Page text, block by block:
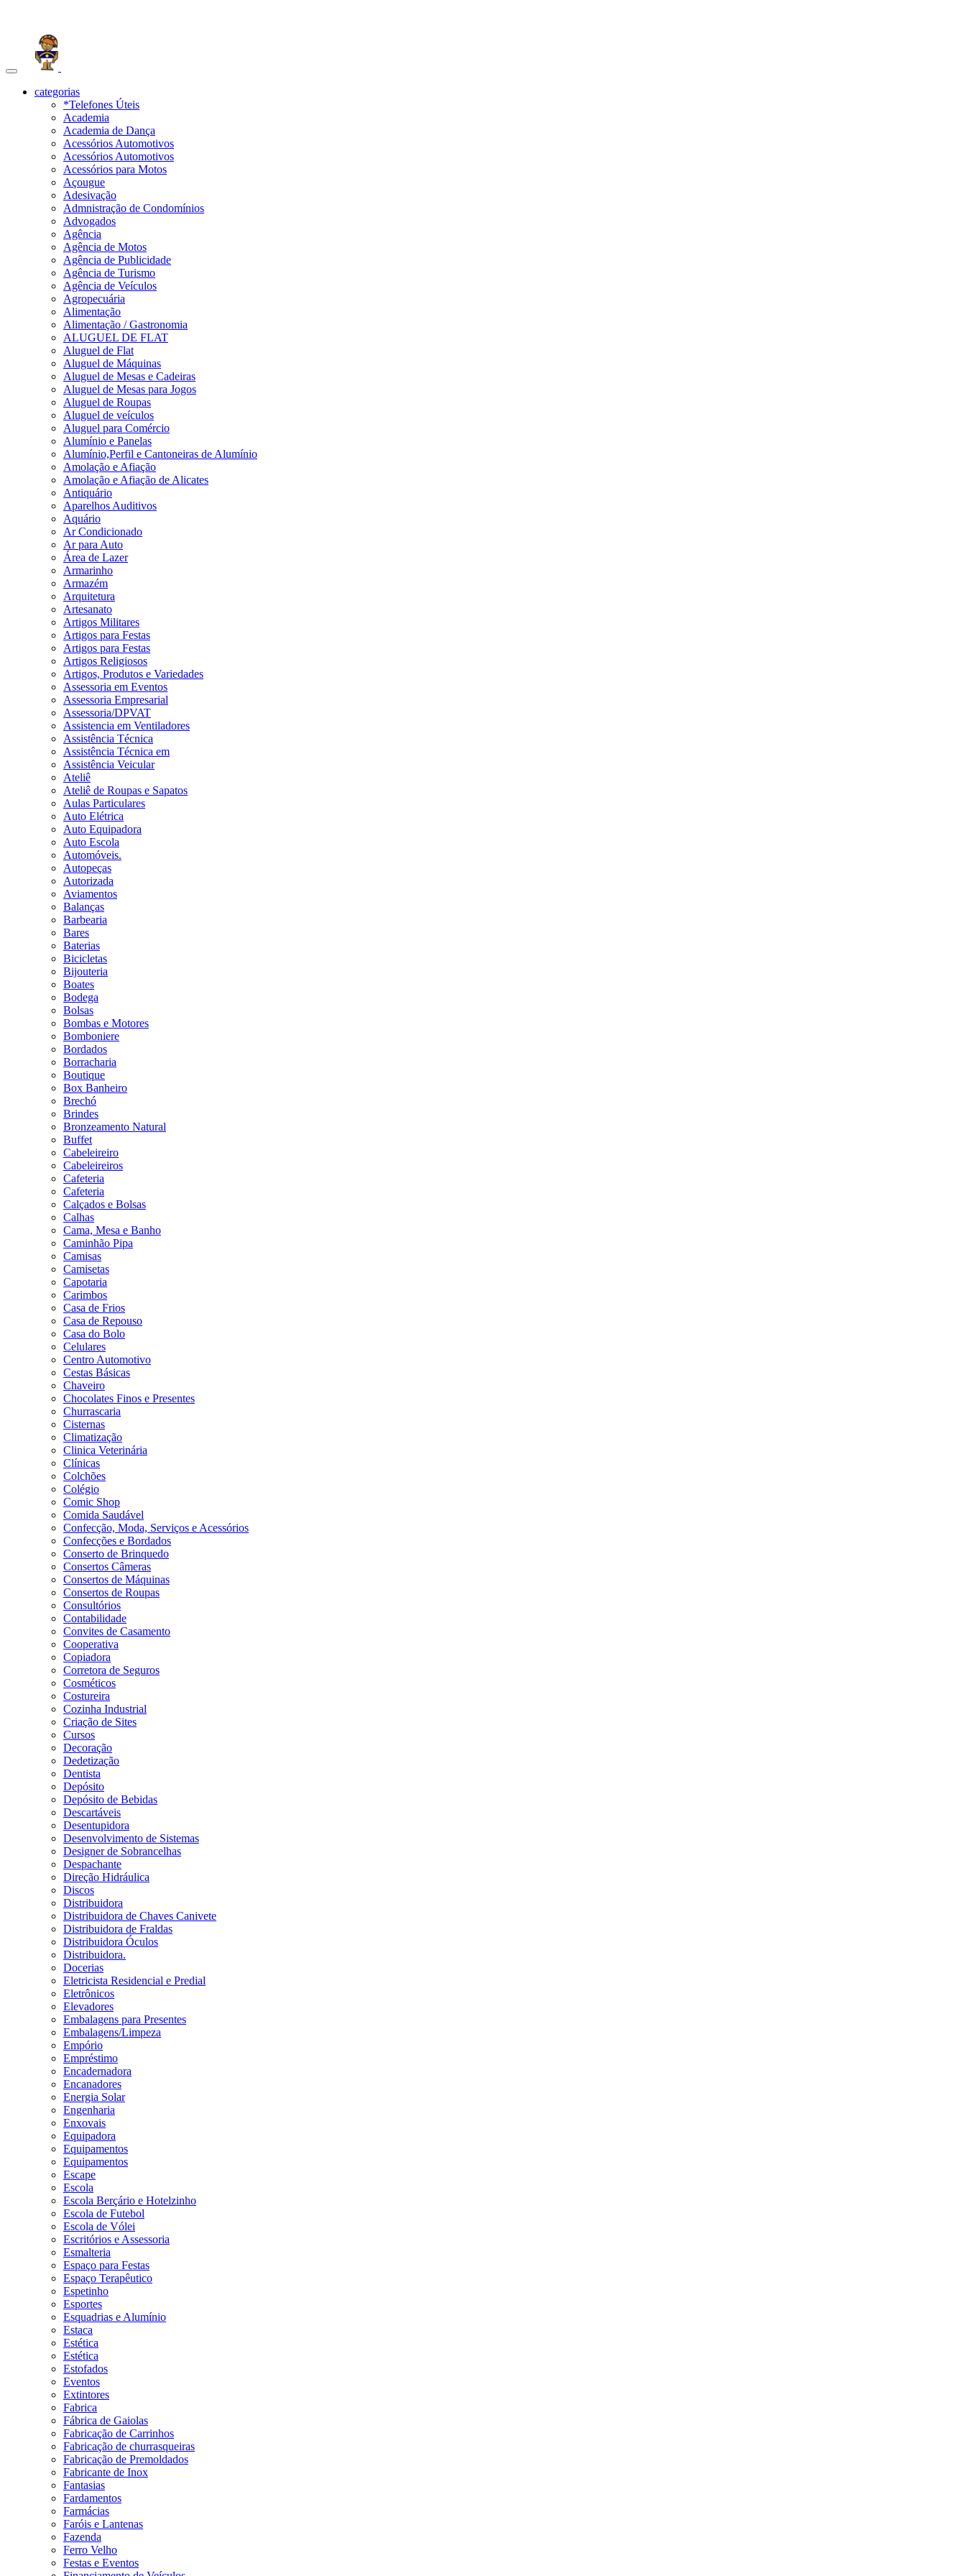
Toggle
navigationcategorias
*Telefones Úteis
Academia
Academia de Dança
Acessórios Automotivos
Acessórios Automotivos
Acessórios para Motos
Açougue
Adesivação
Admnistração de Condomínios
Advogados
Agência
Agência de Motos
Agência de Publicidade
Agência de Turismo
Agência de Veículos
Agropecuária
Alimentação
Alimentação / Gastronomia
ALUGUEL DE FLAT
Aluguel de Flat
Aluguel de Máquinas
Aluguel de Mesas e Cadeiras
Aluguel de Mesas para Jogos
Aluguel de Roupas
Aluguel de veículos
Aluguel para Comércio
Alumínio e Panelas
Alumínio,Perfil e Cantoneiras de Alumínio
Amolação e Afiação
Amolação e Afiação de Alicates
Antiquário
Aparelhos Auditivos
Aquário
Ar Condicionado
Ar para Auto
Área de Lazer
Armarinho
Armazém
Arquitetura
Artesanato
Artigos Militares
Artigos para Festas
Artigos para Festas
Artigos Religiosos
Artigos, Produtos e Variedades
Assessoria em Eventos
Assessoria Empresarial
Assessoria/DPVAT
Assistencia em Ventiladores
Assistência Técnica
Assistência Técnica em
Assistência Veicular
Ateliê
Ateliê de Roupas e Sapatos
Aulas Particulares
Auto Elétrica
Auto Equipadora
Auto Escola
Automóveis.
Autopeças
Autorizada
Aviamentos
Balanças
Barbearia
Bares
Baterias
Bicicletas
Bijouteria
Boates
Bodega
Bolsas
Bombas e Motores
Bomboniere
Bordados
Borracharia
Boutique
Box Banheiro
Brechó
Brindes
Bronzeamento Natural
Buffet
Cabeleireiro
Cabeleireiros
Cafeteria
Cafeteria
Calçados e Bolsas
Calhas
Cama, Mesa e Banho
Caminhão Pipa
Camisas
Camisetas
Capotaria
Carimbos
Casa de Frios
Casa de Repouso
Casa do Bolo
Celulares
Centro Automotivo
Cestas Básicas
Chaveiro
Chocolates Finos e Presentes
Churrascaria
Cisternas
Climatização
Clinica Veterinária
Clínicas
Colchões
Colégio
Comic Shop
Comida Saudável
Confecção, Moda, Serviços e Acessórios
Confecções e Bordados
Conserto de Brinquedo
Consertos Câmeras
Consertos de Máquinas
Consertos de Roupas
Consultórios
Contabilidade
Convites de Casamento
Cooperativa
Copiadora
Corretora de Seguros
Cosméticos
Costureira
Cozinha Industrial
Criação de Sites
Cursos
Decoração
Dedetização
Dentista
Depósito
Depósito de Bebidas
Descartáveis
Desentupidora
Desenvolvimento de Sistemas
Designer de Sobrancelhas
Despachante
Direção Hidráulica
Discos
Distribuidora
Distribuidora de Chaves Canivete
Distribuidora de Fraldas
Distribuidora Óculos
Distribuidora.
Docerias
Eletricista Residencial e Predial
Eletrônicos
Elevadores
Embalagens para Presentes
Embalagens/Limpeza
Empório
Empréstimo
Encadernadora
Encanadores
Energia Solar
Engenharia
Enxovais
Equipadora
Equipamentos
Equipamentos
Escape
Escola
Escola Berçário e Hotelzinho
Escola de Futebol
Escola de Vólei
Escritórios e Assessoria
Esmalteria
Espaço para Festas
Espaço Terapêutico
Espetinho
Esportes
Esquadrias e Alumínio
Estaca
Estética
Estética
Estofados
Eventos
Extintores
Fabrica
Fábrica de Gaiolas
Fabricação de Carrinhos
Fabricação de churrasqueiras
Fabricação de Premoldados
Fabricante de Inox
Fantasias
Fardamentos
Farmácias
Faróis e Lantenas
Fazenda
Ferro Velho
Festas e Eventos